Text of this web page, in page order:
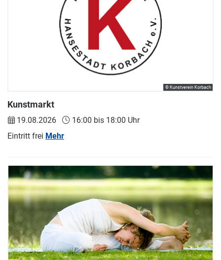
Kunstmarkt
19.08.2026
16:00 bis 18:00 Uhr
Eintritt frei Mehr
© Kunstverein Korbach